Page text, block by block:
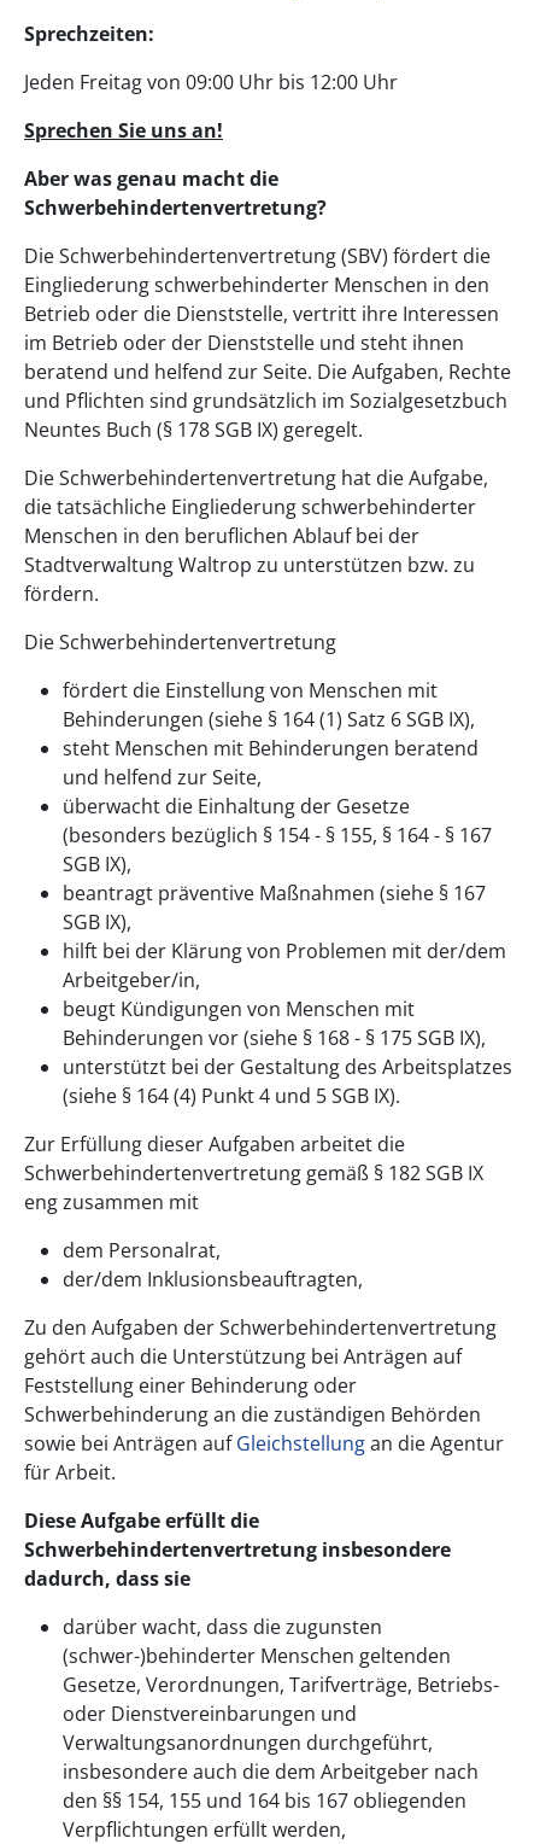
Sprechzeiten:
Jeden Freitag von 09:00 Uhr bis 12:00 Uhr
Sprechen Sie uns an!
Aber was genau macht die
Schwerbehindertenvertretung?
Die Schwerbehindertenvertretung (SBV) fördert die
Eingliederung schwerbehinderter Menschen in den
Betrieb oder die Dienststelle, vertritt ihre Interessen
im Betrieb oder der Dienststelle und steht ihnen
beratend und helfend zur Seite. Die Aufgaben, Rechte
und Pflichten sind grundsätzlich im Sozialgesetzbuch
Neuntes Buch (§ 178 SGB IX) geregelt.
Die Schwerbehindertenvertretung hat die Aufgabe,
die tatsächliche Eingliederung schwerbehinderter
Menschen in den beruflichen Ablauf bei der
Stadtverwaltung Waltrop zu unterstützen bzw. zu
fördern.
Die Schwerbehindertenvertretung
fördert die Einstellung von Menschen mit
Behinderungen (siehe § 164 (1) Satz 6 SGB IX),
steht Menschen mit Behinderungen beratend
und helfend zur Seite,
überwacht die Einhaltung der Gesetze
(besonders bezüglich § 154 - § 155, § 164 - § 167
SGB IX),
beantragt präventive Maßnahmen (siehe § 167
SGB IX),
hilft bei der Klärung von Problemen mit der/dem
Arbeitgeber/in,
beugt Kündigungen von Menschen mit
Behinderungen vor (siehe § 168 - § 175 SGB IX),
unterstützt bei der Gestaltung des Arbeitsplatzes
(siehe § 164 (4) Punkt 4 und 5 SGB IX).
Zur Erfüllung dieser Aufgaben arbeitet die
Schwerbehindertenvertretung gemäß § 182 SGB IX
eng zusammen mit
dem Personalrat,
der/dem Inklusionsbeauftragten,
Zu den Aufgaben der Schwerbehindertenvertretung
gehört auch die Unterstützung bei Anträgen auf
Feststellung einer Behinderung oder
Schwerbehinderung an die zuständigen Behörden
sowie bei Anträgen aufGleichstellungan die Agentur
für Arbeit.
Diese Aufgabe erfüllt die
Schwerbehindertenvertretung insbesondere
dadurch, dass sie
darüber wacht, dass die zugunsten
(schwer-)behinderter Menschen geltenden
Gesetze, Verordnungen, Tarifverträge, Betriebs-
oder Dienstvereinbarungen und
Verwaltungsanordnungen durchgeführt,
insbesondere auch die dem Arbeitgeber nach
den §§ 154, 155 und 164 bis 167 obliegenden
Verpflichtungen erfüllt werden,